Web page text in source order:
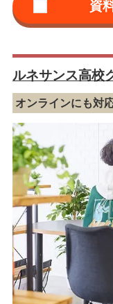
ルネサンス高校
オンラインにも対